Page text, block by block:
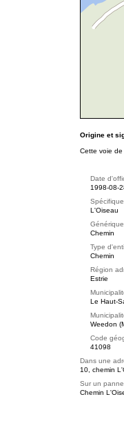
Origine et
Cette voie
Date
1998-08-
Spécifique
L'Oiseau
Chemin
Type
Chemin
Région
Estrie
Le Haut-
Weedon
Code
41098
Dans une
10, chemin
Sur un
Chemin